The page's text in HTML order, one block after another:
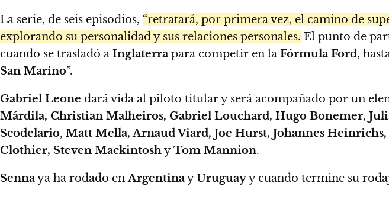
La serie, de seis episodios, “retratará, por primera vez, el camino de
explorando su personalidad y sus relaciones personales. El punto de
cuando se trasladó a Inglaterra para competir en la Fórmula Ford,
San Marino”.
Gabriel Leone dará vida al piloto titular y será acompañado por un
Márdila, Christian Malheiros, Gabriel Louchard, Hugo Bonemer,
Scodelario, Matt Mella, Arnaud Viard, Joe Hurst, Johannes
Clothier, Steven MackintoshyTom Mannion.
Sennaya ha rodado enArgentinayUruguayy cuando termine su